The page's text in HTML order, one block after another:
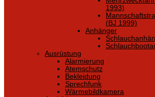
1993)
(BJ 1999)
Anhänger
Ausrüstung
Alarmierung
Atemschutz
Bekleidung
Sprechfunk
Wärmebildkamera